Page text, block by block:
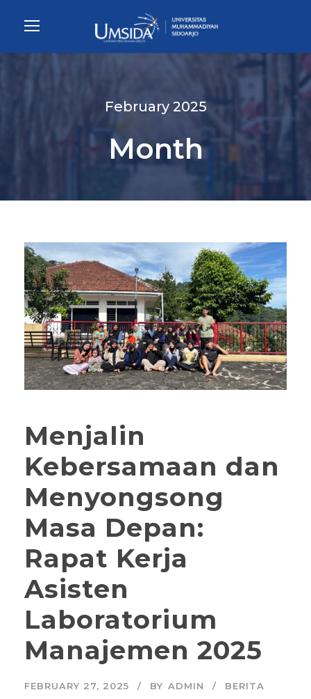
February 2025
Month
Menjalin
Kebersamaan dan
Menyongsong
Masa Depan:
Rapat Kerja
Asisten
Laboratorium
Manajemen 2025
FEBRUARY 27, 2025 BY ADMIN BERITA